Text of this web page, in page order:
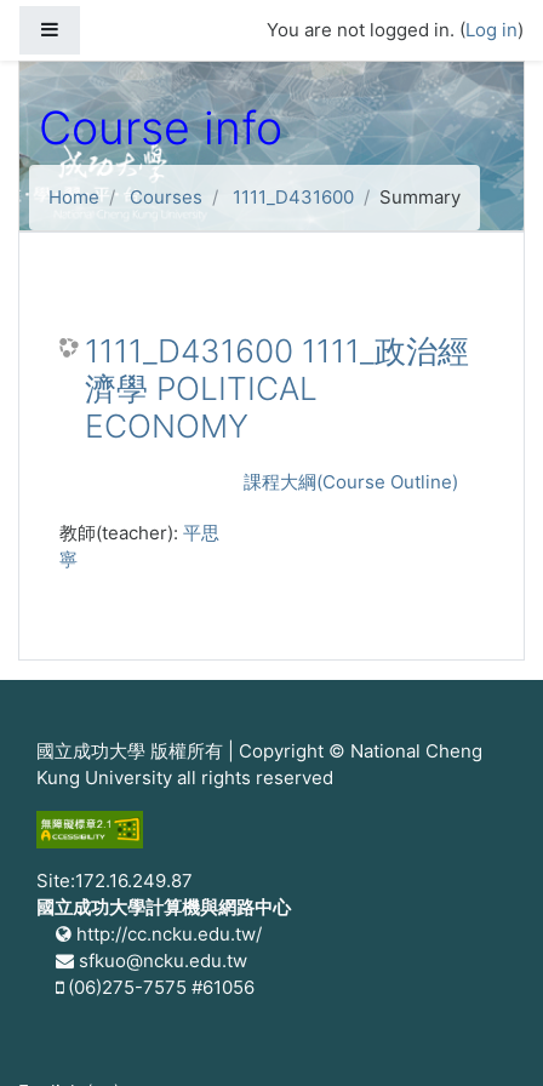
You are not logged in. (Log in)
Course info
Home Courses 1111_D431600 Summary
1111_D431600 1111_政治經
濟學 POLITICAL
ECONOMY
課程大綱(Course Outline)
教師(teacher): 平思
寧
國立成功大學 版權所有 | Copyright © National Cheng
Kung University all rights reserved
Site:172.16.249.87
國立成功大學計算機與網路中心
http://cc.ncku.edu.tw/
sfkuo@ncku.edu.tw
(06)275-7575 #61056